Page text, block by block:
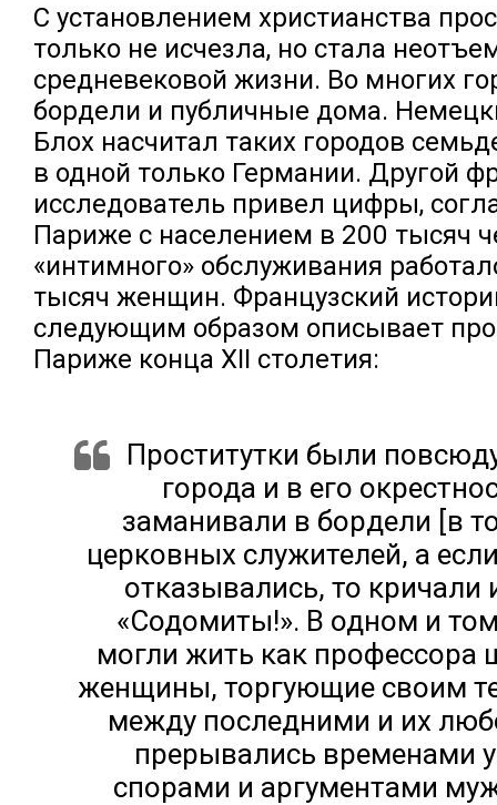
С установлением христианства
только не исчезла, но стала
средневековой жизни. Во многих
бордели и публичные дома.
Блох насчитал таких городов
в одной только Германии. Другой
исследователь привел цифры,
Париже с населением в 200 тысяч
«интимного» обслуживания
тысяч женщин. Французский
следующим образом описывает
Париже конца XII столетия:
Проститутки были
города и в его
заманивали в бордели [в
церковных служителей, а
отказывались, то кричали
«Содомиты!». В одном и
могли жить как профессора
женщины, торгующие своим
между последними и их
прерывались временами
спорами и аргументами